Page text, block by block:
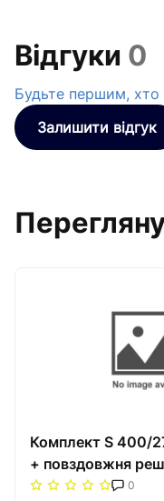
Відгуки 0
Будьте першим, хто
Залишити відгук
Комплект S 400/
+ повздовжня
(жорстка)) Carrera
0